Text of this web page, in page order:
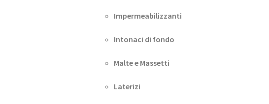
Impermeabilizzanti
Intonaci di fondo
Malte e Massetti
Laterizi